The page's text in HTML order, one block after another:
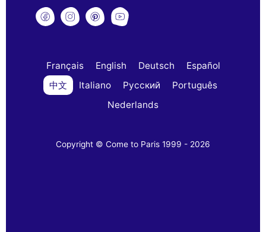
Français English Deutsch
Español
中文
Italiano Русский
Português
Nederlands
Copyright © Come to Paris 1999 - 2026